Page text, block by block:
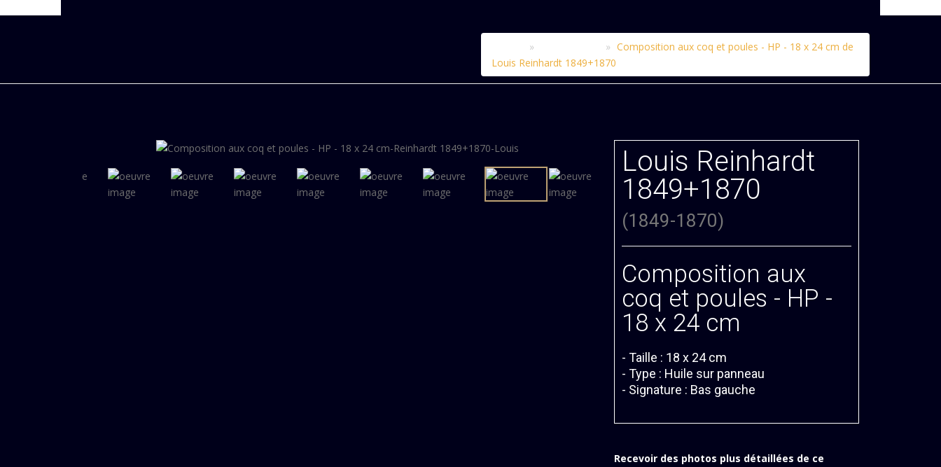
Composition aux coq et poules - HP - 18 x 24 cm de
Louis Reinhardt 1849+1870
Louis Reinhardt
1849+1870
(1849-1870)
Composition aux
coq et poules - HP -
18 x 24 cm
- Taille : 18 x 24 cm
- Type : Huile sur panneau
- Signature : Bas gauche
Recevoir des photos plus détaillées de ce